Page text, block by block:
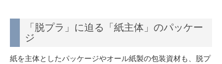
「脱プラ」に迫る「紙主体」のパッケー
ジ
紙を主体としたパッケージやオール紙製の包装資材も、脱プ